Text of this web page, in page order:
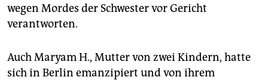
wegen Mordes der Schwester vor Gericht
verantworten.
Auch Maryam H., Mutter von zwei Kindern, hatte
sich in Berlin emanzipiert und von ihrem